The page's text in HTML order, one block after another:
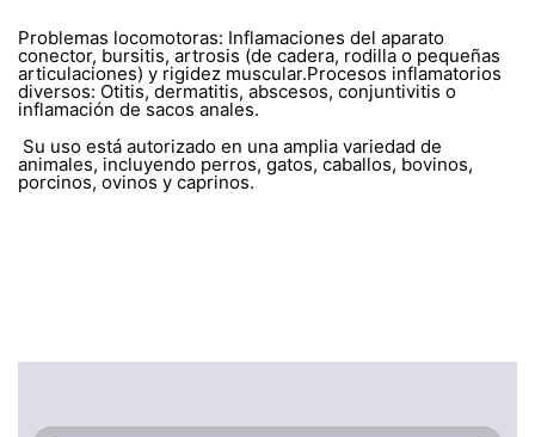
Problemas locomotoras: Inflamaciones del aparato
conector, bursitis, artrosis (de cadera, rodilla o pequeñas
articulaciones) y rigidez muscular.Procesos inflamatorios
diversos: Otitis, dermatitis, abscesos, conjuntivitis o
inflamación de sacos anales.
Su uso está autorizado en una amplia variedad de
animales, incluyendo perros, gatos, caballos, bovinos,
porcinos, ovinos y caprinos.